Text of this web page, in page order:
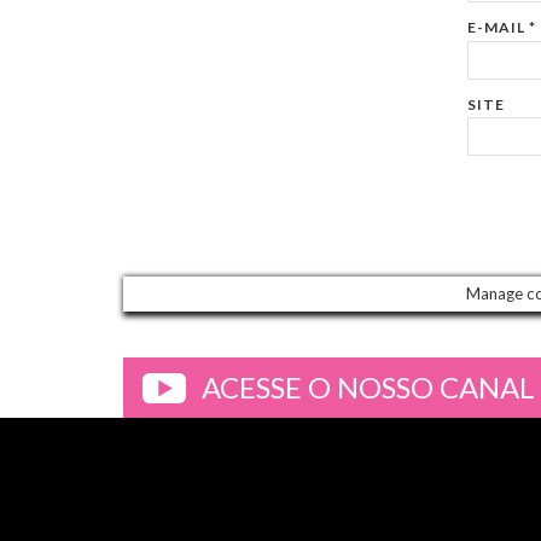
E-MAIL *
SITE
Manage
ACESSE O NOSSO CANAL